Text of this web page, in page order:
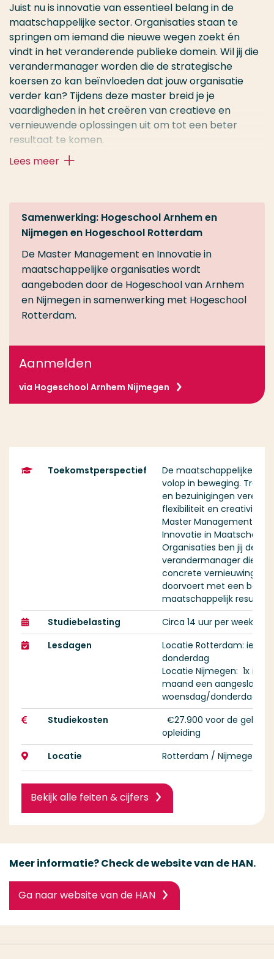
Juist nu is innovatie van essentieel belang in de
maatschappelijke sector. Organisaties staan te
springen om iemand die nieuwe wegen zoekt én
vindt in het veranderende publieke domein. Wil jij die
verandermanager worden die de strategische
koersen zo kan beïnvloeden dat jouw organisatie
verder kan? Tijdens deze master breid je je
vaardigheden in het creëren van creatieve en
vernieuwende oplossingen uit om tot een beter
resultaat te komen.
De Master Management en Innovatie in
is met de beroepspraktijk.
Volgens deKeuzegids Masters 2022 beoordelen
studenten deze master bovengemiddeld goed.
Lees meer
Samenwerking: Hogeschool Arnhem en
Nijmegen en Hogeschool Rotterdam
De Master Management en Innovatie in
maatschappelijke organisaties wordt
aangeboden door de Hogeschool van Arnhem
en Nijmegen in samenwerking met Hogeschool
Rotterdam.
Aanmelden
via Hogeschool Arnhem Nijmegen
Toekomstperspectief
De maatschappelijke
volop in beweging.
en bezuinigingen vereisen
flexibiliteit en creativiteit.
Master Management en
Innovatie in
Organisaties ben jij de
verandermanager die
concrete vernieuwingen
doorvoert met een beter
maatschappelijk
Studiebelasting
Circa 14 uur per week
Lesdagen
Locatie Rotterdam: iedere
donderdag
Locatie Nijmegen: 1x in de
maand een aangesloten
woensdag/donderdag/
Studiekosten
€27.900 voor de gehele
opleiding
Locatie
Rotterdam / Nijmegen
Bekijk alle feiten & cijfers
Meer informatie? Check de website van de HAN.
Ga naar website van de HAN